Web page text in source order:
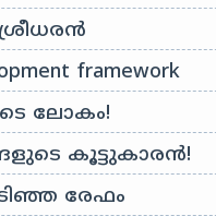
framework
ലോകം!
കൂട്ടുകാരൻ!
രേഫം